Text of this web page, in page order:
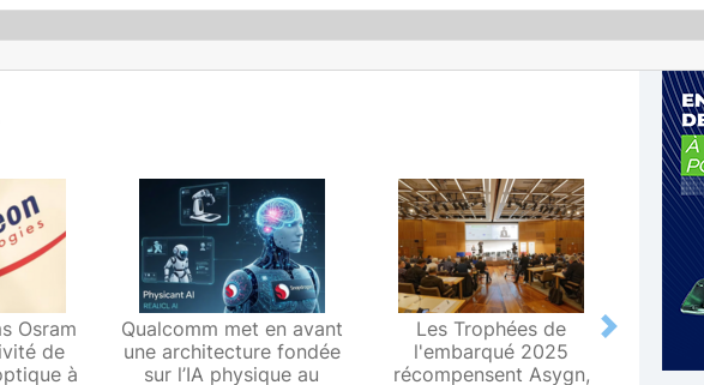
Osram
de
à
Qualcomm met en avant
une architecture fondée
sur l’IA physique au
Les Trophées de
l'embarqué 2025
récompensent Asygn,
Le
Next